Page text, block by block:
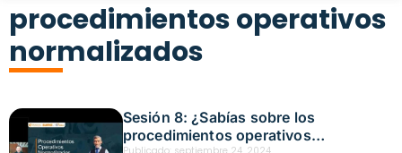
procedimientos operativos
normalizados
Sesión 8: ¿Sabías sobre los
procedimientos operativos